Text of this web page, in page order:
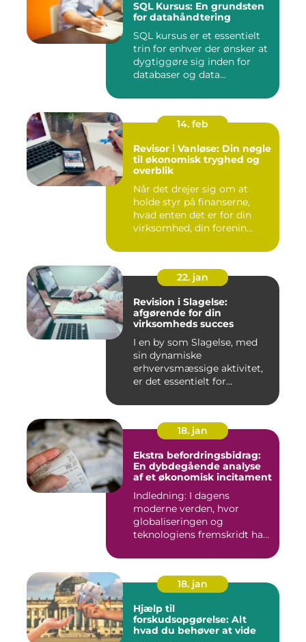
SQL Kursus: En grundsten
for datahåndtering
SQL kursus er et essentielt
trin for enhver der ønsker at
dygtiggøre sig inden for
databaser og data...
14. feb
Revisor i Vanløse: Din nøgle
til økonomisk tryghed og
overblik
Når det drejer sig om at
holde styr på finanserne,
hvad enten det er for din
virksomhed, din forenin...
22. jan
Revision i Slagelse:
afgørende for din
virksomheds succes
I en by som Slagelse, med
sin dynamiske
erhvervsmæssige aktivitet,
er det essentielt for
18. jan
Ekstra befordringsbidrag:
En dybdegående analyse
af et økonomisk incitament
Indledning: I dagens
moderne verden, hvor
globaliseringen og
teknologiens fremskridt har
18. jan
Hjælp til
forskudsopgørelse: Alt
hvad du behøver at vide